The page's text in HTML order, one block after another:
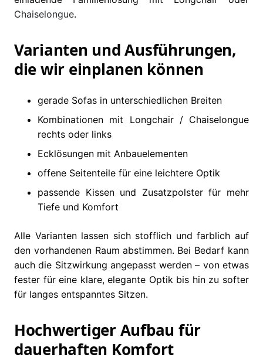
Chaiselongue.
Varianten und Ausführungen,
die wir einplanen können
gerade Sofas in unterschiedlichen Breiten
Kombinationen mit Longchair / Chaiselongue
rechts oder links
Ecklösungen mit Anbauelementen
offene Seitenteile für eine leichtere Optik
passende Kissen und Zusatzpolster für mehr
Tiefe und Komfort
Alle Varianten lassen sich stofflich und farblich auf
den vorhandenen Raum abstimmen. Bei Bedarf kann
auch die Sitzwirkung angepasst werden – von etwas
fester für eine klare, elegante Optik bis hin zu softer
für langes entspanntes Sitzen.
Hochwertiger Aufbau für
dauerhaften Komfort